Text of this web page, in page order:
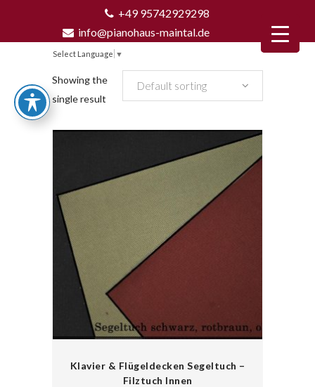
+49 95742929298
info@pianohaus-maintal.de
Select Language ▼
Showing the
single result
Default sorting
Klavier & Flügeldecken Segeltuch –
Filztuch Innen